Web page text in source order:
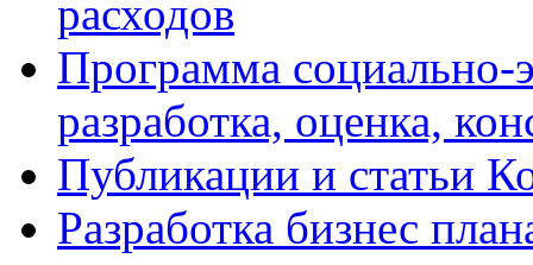
расходов
Программа социально-
разработка, оценка,
Публикации и статьи
Разработка бизнес